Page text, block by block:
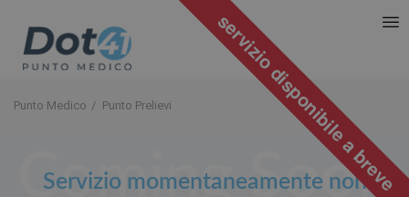
Punto Medico Punto Prelievi servizio disponibile a breve
Servizio momentaneamente non